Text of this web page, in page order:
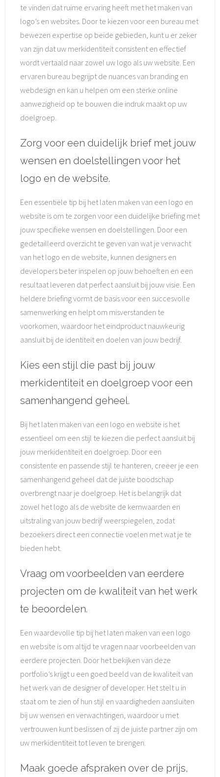
te vinden dat ruime ervaring heeft met het maken van
logo’s en websites. Door te kiezen voor een bureau met
bewezen expertise op beide gebieden, kunt u er zeker
van zijn dat uw merkidentiteit consistent en effectief
wordt vertaald naar zowel uw logo als uw website. Een
ervaren bureau begrijpt de nuances van branding en
webdesign en kan u helpen om een sterke online
aanwezigheid op te bouwen die indruk maakt op uw
doelgroep.
Zorg voor een duidelijk brief met jouw
wensen en doelstellingen voor het
logo en de website.
Een essentiële tip bij het laten maken van een logo en
website is om te zorgen voor een duidelijke briefing met
jouw specifieke wensen en doelstellingen. Door een
gedetailleerd overzicht te geven van wat je verwacht
van het logo en de website, kunnen designers en
developers beter inspelen op jouw behoeften en een
resultaat leveren dat perfect aansluit bij jouw visie. Een
heldere briefing vormt de basis voor een succesvolle
samenwerking en helpt om misverstanden te
voorkomen, waardoor het eindproduct nauwkeurig
aansluit bij de identiteit en doelen van jouw bedrijf.
Kies een stijl die past bij jouw
merkidentiteit en doelgroep voor een
samenhangend geheel.
Bij het laten maken van een logo en website is het
essentieel om een stijl te kiezen die perfect aansluit bij
jouw merkidentiteit en doelgroep. Door een
consistente en passende stijl te hanteren, creëer je een
samenhangend geheel dat de juiste boodschap
overbrengt naar je doelgroep. Het is belangrijk dat
zowel het logo als de website de kernwaarden en
uitstraling van jouw bedrijf weerspiegelen, zodat
bezoekers direct een connectie voelen met wat je te
bieden hebt.
Vraag om voorbeelden van eerdere
projecten om de kwaliteit van het werk
te beoordelen.
Een waardevolle tip bij het laten maken van een logo
en website is om altijd te vragen naar voorbeelden van
eerdere projecten. Door het bekijken van deze
portfolio’s krijgt u een goed beeld van de kwaliteit van
het werk van de designer of developer. Het stelt u in
staat om te zien of hun stijl en vaardigheden aansluiten
bij uw wensen en verwachtingen, waardoor u met
vertrouwen kunt beslissen of zij de juiste partner zijn om
uw merkidentiteit tot leven te brengen.
Maak goede afspraken over de prijs,